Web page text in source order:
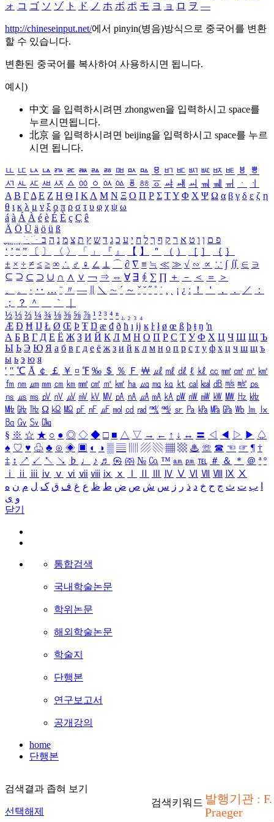
ォ コ ゴ ソ ゾ ト ド ノ ホ ボ ポ モ ヨ ョ ロ ヲ ―
http://chineseinput.net/에서 pinyin(병음)방식으로 중국어를 변환
할 수 있습니다.
변환된 중국어를 복사하여 사용하시면 됩니다.
예시)
中文 을 입력하시려면 zhongwen을 입력하시고 space를
누르시면됩니다.
北京 을 입력하시려면 beijing을 입력하시고 space를 누르
시면 됩니다.
ㅥ ㅦ ㅧ ㅨ ㅩ ㅪ ㅫ ㅬ ㅭ ㅮ ㅯ ㅰ ㅱ ㅲ ㅳ ㅴ ㅵ ㅶ ㅷ ㅸ
ㅹ
ㅺ ㅻ ㅼ ㅽ ㅾ ㅿ ㆀ ㆁ ㆂ ㆃ ㆄ ㆅ ㆆ ㆇ ㆈ ㆉ ㆊ ㆋ ㆌ ㆍ
ㆎ
Α Β ΓΔ Ε Ζ Η Θ Ι ΚΛ Μ Ν Ξ Ο Π Ρ Σ ΤΥ Φ Χ Ψ Ω α β γ δ ε ζ η
θ ι κ λ μ ν ξ ο π ρ σ τ υ φ χ ψ ω
á à Á À é è É È ç Ç ê
Ä Ö Ü ä ö ü ß
ִֶֹ ֻּ ׁׂ פ ם ן ו ט א ר ק ף ך ל ח י ע כ ג ד ש ץ ת צ מ נ ה ב
‘ ’ “ ” 〔 〕 〈 〉 「 」 『 』 【 】 ＂ （ ） ［ ］ ｛ ｝
± × ÷ ≠ ≤ ≥ ∞ ∴ ♂ ♀ ∠ ⊥ ⌒ ∂ ∇ ≡ ≒ ≪ ≫ √ ∽ ∝ ∵ ∫ ∬ ∈ ∋
⊆ ⊇ ⊂ ⊃ ∪ ∩ ∧ ∨ ￢ ⇒ ⇔ ∀ ∃ ∮ ∑ ∏ ＋ － ＜ ＝
＞
、
。 · ‥ … ¨ 〃 ― ＼ ∼ ´ ～ ˇ ˘ ˝ ˚ ˙ ¸ ¡ ¿ ː ！ ＇ ， ． ／
：
；
？ ＾ ｀
½ ⅓ ⅔ ¼ ¾ ⅛ ⅜ ⅝ ⅞ ¹ ² ³ ⁴ ⁿ ₁ ₂ ₃ ₄
Æ Ð Ħ Ĳ Ł Ø Œ Þ Ŧ Ŋ æ đ ð ħ ı ĳ ĸ ŀ ł ø œ ß þ ŧ ŋ ŉ
А Б В Г Д Е Ё Ж З И Й К Л М Н О П Р С Т У Ф Х Ц Ч Ш Щ Ъ
Ы Ь Э Ю Я а б в г д е ё ж з и й к л м н о п р с т у ф х ц ч ш щ ъ
ы ь э ю я
′ ″ ℃ Å ￠ ￡ ￥ ¤ ℉ ‰ ＄ ％ Ｆ ￦ ㎕ ㎖ ㎗ ℓ ㎘ ㏄ ㎣ ㎤ ㎥ ㎦
㎙ ㎚ ㎛ ㎜ ㎝ ㎞ ㎟ ㎠ ㎡ ㎢ ㏊ ㎍ ㎎ ㎏ ㏏ ㎈ ㎉ ㏈ ㎧ ㎨ ㎰
㎱ ㎲ ㎳ ㎴ ㎵ ㎶ ㎷ ㎸ ㎹ ㎀ ㎁ ㎂ ㎃ ㎄ ㎺ ㎻ ㎽ ㎾ ㎿ ㎐ ㎑
㎒ ㎓ ㎔ Ω ㏀ ㏁ ㎊ ㎋ ㎌ ㏖ ㏅ ㎭ ㎮ ㎯ ㏛ ㎩ ㎪ ㎫ ㎬ ㏝ ㏐
㏓
㏃ ㏉ ㏜ ㏆
§ ※ ☆ ★ ○ ● ◎ ◇ ◆ □ ■ △ ▽ → ← ↑ ↓ ↔ 〓 ◁ ◀ ▷ ▶ ♤
♠ ♡ ♥ ♧ ♣ ⊙ ◈ ▣ ◐ ◑ ▒ ▤ ▨ ▧ ▦ ▩ ♨ ☏ ☎ ☜ ☞ ¶ †
‡ ↕ ↗ ↙ ↖ ↘ ♭ ♩ ♪ ♬ ㉿ ㈜ № ㏇ ™ ㏂ ㏘ ℡ ＃ ＆ ＊ ＠ ª º
ⅰ
ⅱ ⅲ ⅳ ⅴ ⅵ ⅶ ⅷ ⅸ ⅹ Ⅳ Ⅴ Ⅵ Ⅶ Ⅷ Ⅸ Ⅹ
ب ت ث ج ح خ د ذ ر ز س ش ص ض ط ظ ع غ ف ق ک ل م ن ه
و ی
닫기
통합검색
국내학술논문
학위논문
해외학술논문
학술지
단행본
연구보고서
공개강의
home
단행본
검색결과 좁혀 보기
선택해제
검색키워드 발행기관 :
Praeger